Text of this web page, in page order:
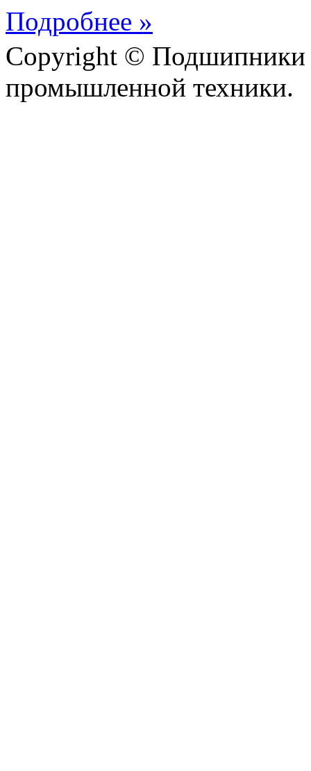
Подробнее »
Copyright © Подшипники
промышленной техники.